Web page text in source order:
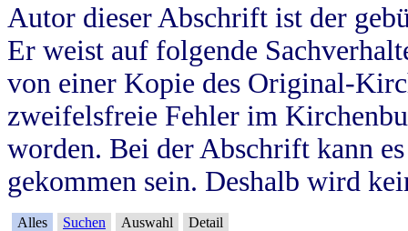
Autor dieser Abschrift ist der
Er weist auf folgende
von einer Kopie des Original-
zweifelsfreie Fehler im
worden. Bei der Abschrift kann
gekommen sein. Deshalb wird
Alles Suchen Auswahl Detail